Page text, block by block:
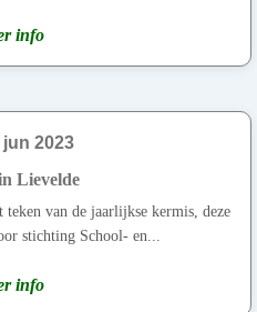
info
jun 2023
Lievelde
van de jaarlijkse kermis, deze
stichting School- en...
info